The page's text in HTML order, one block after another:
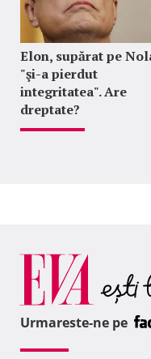
Elon, supărat pe
"şi-a pierdut
integritatea". Are
dreptate?
Urmareste-ne pe